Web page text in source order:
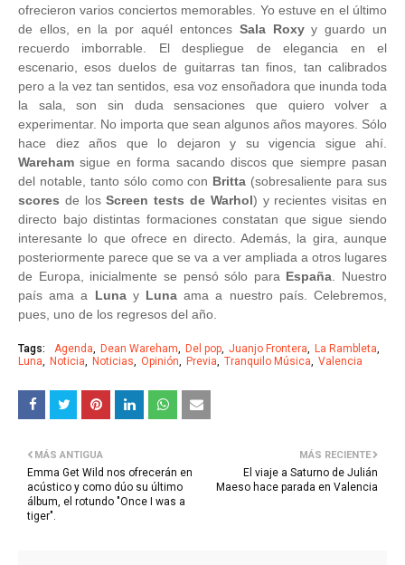
ofrecieron varios conciertos memorables. Yo estuve en el último
de ellos, en la por aquél entonces Sala Roxyy guardo un
recuerdo imborrable. El despliegue de elegancia en el
escenario, esos duelos de guitarras tan finos, tan calibrados
pero a la vez tan sentidos, esa voz ensoñadora que inunda toda
la sala, son sin duda sensaciones que quiero volver a
experimentar. No importa que sean algunos años mayores. Sólo
hace diez años que lo dejaron y su vigencia sigue ahí.
Wareham sigue en forma sacando discos que siempre pasan
del notable, tanto sólo como con Britta (sobresaliente para sus
scores de losScreen tests de Warhol) y recientes visitas en
directo bajo distintas formaciones constatan que sigue siendo
interesante lo que ofrece en directo. Además, la gira, aunque
posteriormente parece que se va a ver ampliada a otros lugares
de Europa, inicialmente se pensó sólo para España. Nuestro
país ama a Luna y Lunaama a nuestro país. Celebremos,
pues, uno de los regresos del año.
Tags: Agenda Dean Wareham Del pop Juanjo Frontera
La Rambleta
Luna
Noticia Noticias Opinión Previa Tranquilo Música Valencia
MÁS RECIENTE
El viaje a Saturno de Julián
Maeso hace parada en Valencia
MÁS ANTIGUA
Emma Get Wild nos ofrecerán en
acústico y como dúo su último
álbum, el rotundo "Once I was a
tiger".